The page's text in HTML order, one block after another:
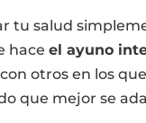
tu salud
hace el ayuno
otros en los
que mejor se